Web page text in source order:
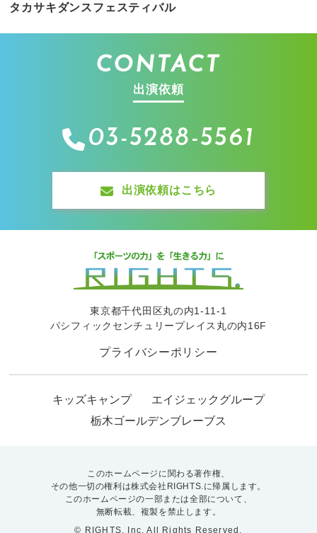
タカサキダンスフェスティバル
CONTACT
出演依頼
03-5288-5561
出演依頼はこちら
東京都千代田区丸の内1-11-1
パシフィックセンチュリープレイス丸の内16F
プライバシーポリシー
キッズキャンプ
エイジェックグループ
栃木ゴールデンブレーブス
このホームページに関わる著作権、
その他一切の権利は株式会社RIGHTS.に帰属します。
このホームページの一部または全部について、
無断転載、複製を禁止します。
© RIGHTS. Inc. All Rights Reserved.